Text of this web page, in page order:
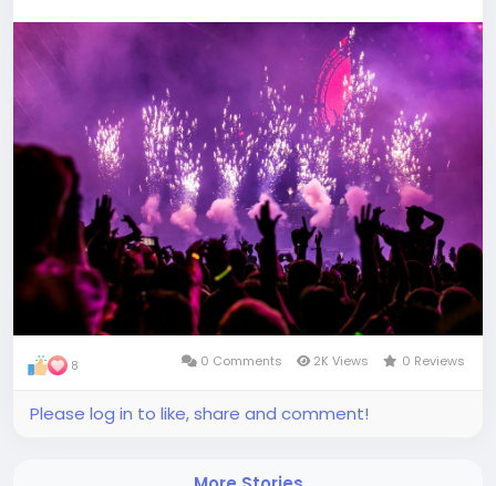
8 0 Comments 2K Views 0 Reviews
Please log in to like, share and comment!